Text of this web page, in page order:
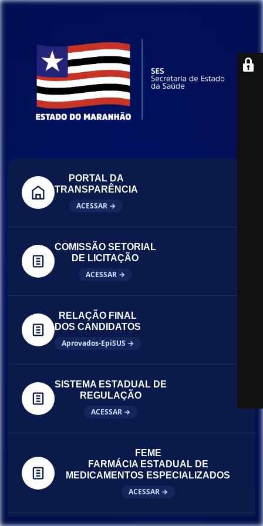
PORTAL DA
TRANSPARÊNCIA
ACESSAR →
COMISSÃO SETORIAL
DE LICITAÇÃO
ACESSAR →
RELAÇÃO FINAL
DOS CANDIDATOS
Aprovados-EpiSUS →
SISTEMA ESTADUAL DE
REGULAÇÃO
ACESSAR →
FEME
FARMÁCIA ESTADUAL DE
MEDICAMENTOS ESPECIALIZADOS
ACESSAR →